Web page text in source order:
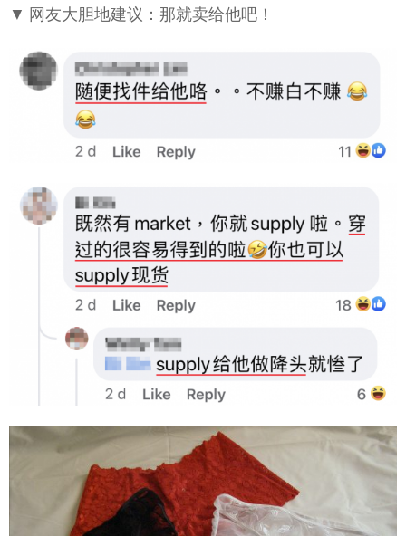
▼ 网友大胆地建议：那就卖给他吧！